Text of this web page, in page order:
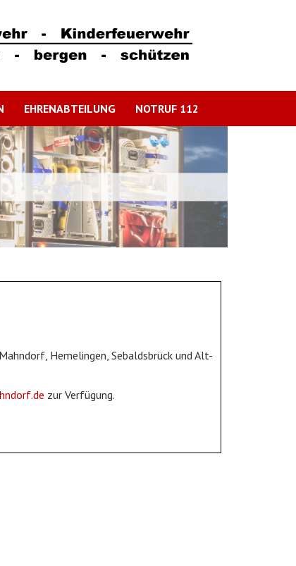
EHRENABTEILUNG NOTRUF 112
Hemelingen, Sebaldsbrück und Alt-
zur Verfügung.